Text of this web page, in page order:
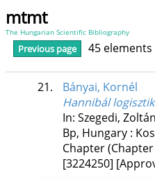
mtmt
The Hungarian Scientific Bibliography
Previous page 45
21.
Bányai, Kornél
Hannibál
In: Szegedi,
Bp, Hungary :
Chapter
[3224250]